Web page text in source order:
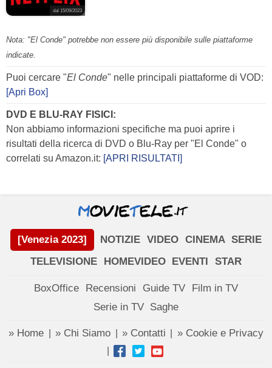
dal 15/09/2023
Nota: "El Conde" potrebbe non essere più disponibile sulle piattaforme
indicate.
Puoi cercare "El Conde" nelle principali piattaforme di VOD:
[Apri Box]
DVD E BLU-RAY FISICI:
Non abbiamo informazioni specifiche ma puoi aprire i
risultati della ricerca di DVD o Blu-Ray per "El Conde" o
correlati su Amazon.it: [APRI RISULTATI]
[Venezia 2023] NOTIZIE VIDEO CINEMA SERIE
TELEVISIONE
HOMEVIDEO EVENTI STAR
BoxOffice Recensioni Guide TV
Film in TV
Serie in TV Saghe
» Home » Chi Siamo » Contatti » Cookie e Privacy
|